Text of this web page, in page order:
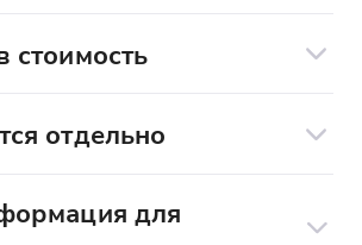
и узнаете, как здесь хранят
в столицу Чечни — город
стоимость
входа в заповедные места
отдельно
для